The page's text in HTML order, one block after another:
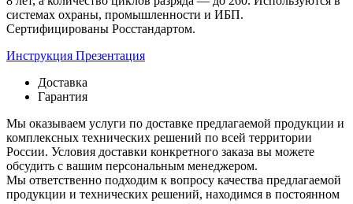
системах охраны, промышленности и ИБП.
Сертифицированы Росстандартом.
Инструкция Презентация
Доставка
Гарантия
Мы оказываем услуги по доставке предлагаемой продукции и
комплексных технических решений по всей территории
России. Условия доставки конкретного заказа вы можете
обсудить с вашим персональным менеджером.
Мы ответственно подходим к вопросу качества предлагаемой
продукции и технических решений, находимся в постоянном